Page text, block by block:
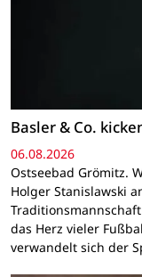
Basler & Co.
06.08.2026
Ostseebad Grömitz.
Holger Stanislawski
das Herz vieler
verwandelt sich der